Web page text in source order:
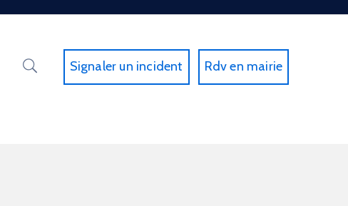
Signaler un incident Rdv en mairie